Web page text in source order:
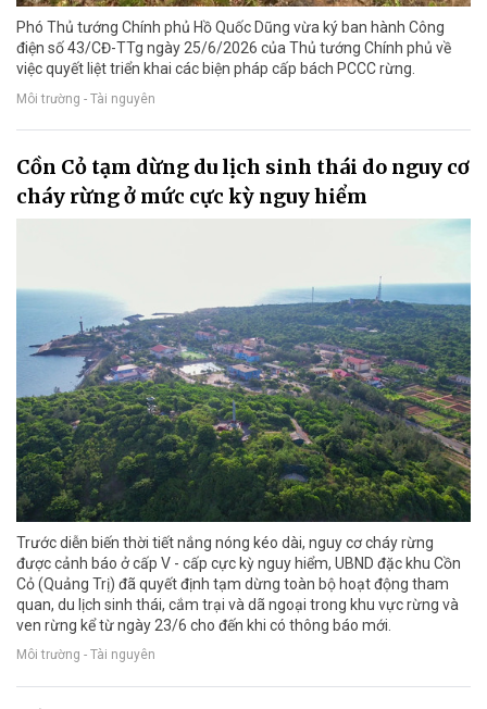
Phó Thủ tướng Chính phủ Hồ Quốc Dũng vừa ký ban hành Công
điện số 43/CĐ-TTg ngày 25/6/2026 của Thủ tướng Chính phủ về
việc quyết liệt triển khai các biện pháp cấp bách PCCC rừng.
Môi trường - Tài nguyên
Cồn Cỏ tạm dừng du lịch sinh thái do nguy cơ
cháy rừng ở mức cực kỳ nguy hiểm
Trước diễn biến thời tiết nắng nóng kéo dài, nguy cơ cháy rừng
được cảnh báo ở cấp V - cấp cực kỳ nguy hiểm, UBND đặc khu Cồn
Cỏ (Quảng Trị) đã quyết định tạm dừng toàn bộ hoạt động tham
quan, du lịch sinh thái, cắm trại và dã ngoại trong khu vực rừng và
ven rừng kể từ ngày 23/6 cho đến khi có thông báo mới.
Môi trường - Tài nguyên